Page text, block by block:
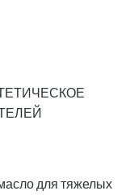
для тяжелых